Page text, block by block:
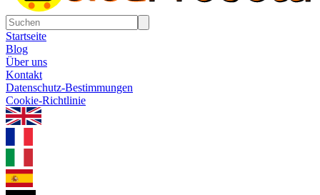
Startseite
Blog
Über uns
Kontakt
Datenschutz-Bestimmungen
Cookie-Richtlinie